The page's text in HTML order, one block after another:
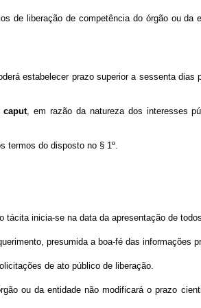
de liberação de competência do órgão ou
estabelecer prazo superior a sessenta
caput, em razão da natureza dos interesses
termos do disposto no § 1º.
inicia-se na data da apresentação de
presumida a boa-fé das informações
de ato público de liberação.
ou da entidade não modificará o prazo